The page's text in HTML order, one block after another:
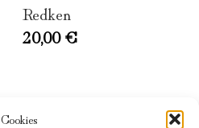
Cookies
Redken
20,00€